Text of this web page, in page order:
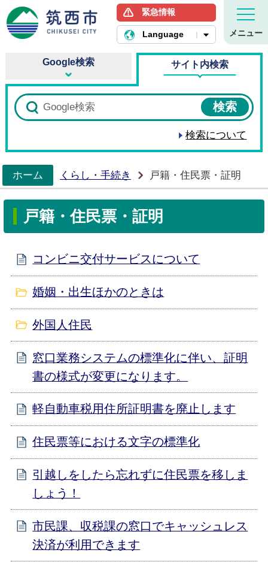
筑西市ホームページ
緊急情報
Language メニュー
Google検索 サイト内検索
検索について
ホーム
くらし・手続き 戸籍・住民票・証明
戸籍・住民票・証明
コンビニ交付サービスについて
婚姻・出生ほかのときは
外国人住民
窓口業務システムの標準化に伴い、証明
書の様式が変更になります。
軽自動車税用住所証明書を廃止します
住民票等における文字の標準化
引越しをしたら忘れずに住民票を移しま
しょう！
市民課、収税課の窓口でキャッシュレス
決済が利用できます